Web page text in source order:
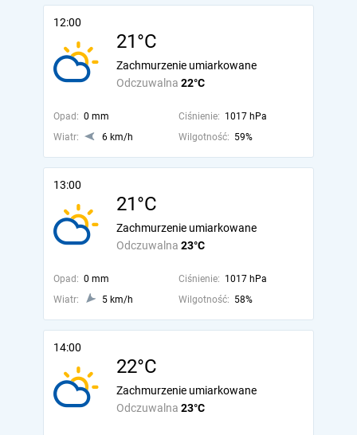
12:00
21°C
Odczuwalna 22°C
Zachmurzenie umiarkowane
Opad: 0 mm Ciśnienie: 1017 hPa
Wiatr:
6 km/h Wilgotność: 59%
13:00
21°C
Odczuwalna 23°C
Zachmurzenie umiarkowane
Opad: 0 mm Ciśnienie: 1017 hPa
Wiatr:
5 km/h Wilgotność: 58%
14:00
22°C
Odczuwalna 23°C
Zachmurzenie umiarkowane